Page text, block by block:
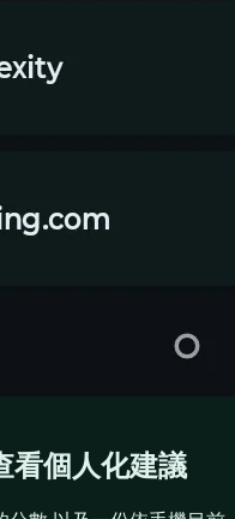
看個人化建議